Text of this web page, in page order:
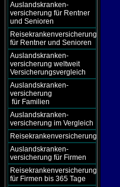
Auslandskranken-
versicherung für Rentner
und Senioren
Reisekrankenversicherung
für Rentner und Senioren
Auslandskranken-
versicherung weltweit
Versicherungsvergleich
Auslandskranken-
versicherung
für Familien
Auslandskranken-
versicherung im Vergleich
Reisekrankenversicherung
Auslandskranken-
versicherung für Firmen
Reisekrankenversicherung
für Firmen bis 365 Tage